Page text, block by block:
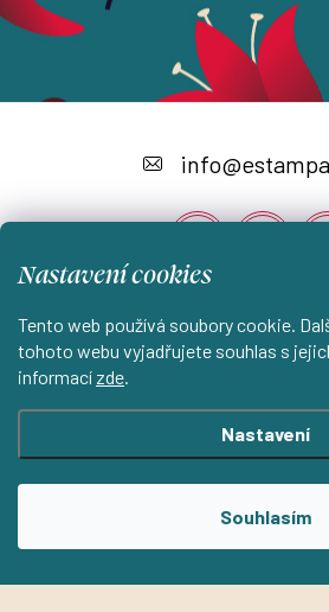
Nastavení cookies
Tento web používá soubory cookie.
tohoto webu vyjadřujete souhlas s
informací zde.
Nastavení
Souhlasím
a
Instagram
info@
Shoptet.cz
Vytvořil
ESTAMPADA s.r.o..